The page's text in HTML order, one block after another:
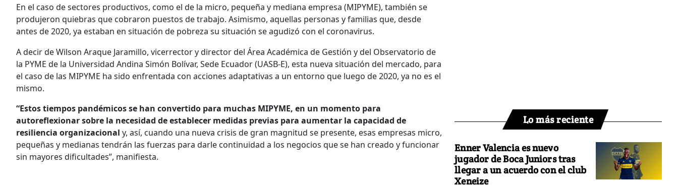
En el caso de sectores productivos, como el de la micro, pequeña y mediana empresa (MIPYME), también se
produjeron quiebras que cobraron puestos de trabajo. Asimismo, aquellas personas y familias que, desde
antes de 2020, ya estaban en situación de pobreza su situación se agudizó con el coronavirus.
A decir de Wilson Araque Jaramillo, vicerrector y director del Área Académica de Gestión y del Observatorio de
la PYME de la Universidad Andina Simón Bolívar, Sede Ecuador (UASB-E), esta nueva situación del mercado, para
el caso de las MIPYME ha sido enfrentada con acciones adaptativas a un entorno que luego de 2020, ya no es el
mismo.
“Estos tiempos pandémicos se han convertido para muchas MIPYME, en un momento para
autoreflexionar sobre la necesidad de establecer medidas previas para aumentar la capacidad de
resiliencia organizacional y, así, cuando una nueva crisis de gran magnitud se presente, esas empresas micro,
pequeñas y medianas tendrán las fuerzas para darle continuidad a los negocios que se han creado y funcionar
sin mayores dificultades”, manifiesta.
Lo más reciente
Enner Valencia es nuevo
jugador de Boca Juniors tras
llegar a un acuerdo con el club
Xeneize